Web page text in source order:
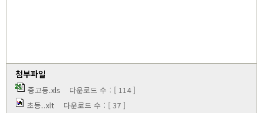
첨부파일
중고등.xls 다운로드 수 : [ 114 ]
초등..xlt 다운로드 수 : [ 37 ]